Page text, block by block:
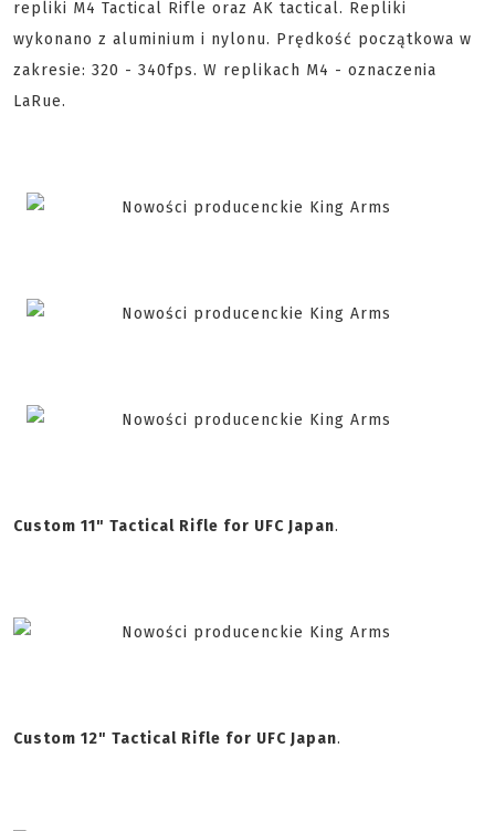
repliki M4 Tactical Rifle oraz AK tactical. Repliki
wykonano z aluminium i nylonu. Prędkość początkowa w
zakresie: 320 - 340fps. W replikach M4 - oznaczenia
LaRue.
Custom 11" Tactical Rifle for UFC Japan.
Custom 12" Tactical Rifle for UFC Japan.